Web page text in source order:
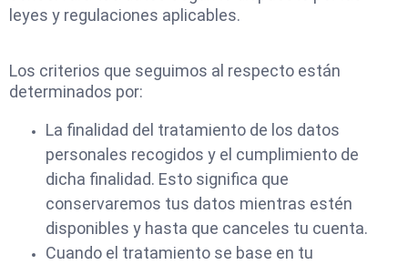
leyes y regulaciones aplicables.
Los criterios que seguimos al respecto están
determinados por:
La finalidad del tratamiento de los datos
personales recogidos y el cumplimiento de
dicha finalidad. Esto significa que
conservaremos tus datos mientras estén
disponibles y hasta que canceles tu cuenta.
Cuando el tratamiento se base en tu